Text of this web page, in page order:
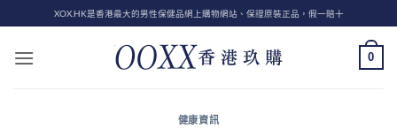
to
content
XOX.HK是香港最大的男性保健品網上購物網站、保證原裝正品，假一賠十
0
健康資訊